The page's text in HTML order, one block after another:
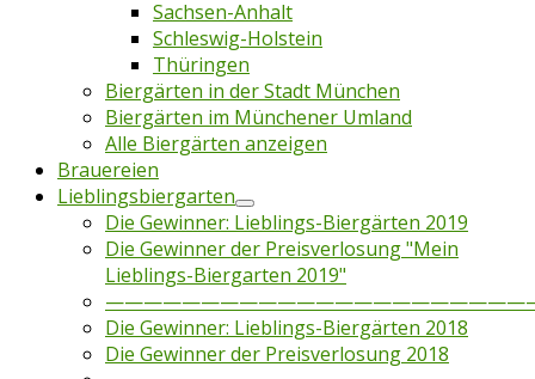
Sachsen-Anhalt
Schleswig-Holstein
Thüringen
Biergärten in der Stadt München
Biergärten im Münchener Umland
Alle Biergärten anzeigen
Brauereien
Lieblingsbiergarten
Die Gewinner: Lieblings-Biergärten 2019
Die Gewinner der Preisverlosung "Mein
Lieblings-Biergarten 2019"
Die Gewinner: Lieblings-Biergärten 2018
Die Gewinner der Preisverlosung 2018